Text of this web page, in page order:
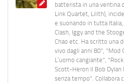
batterista in una ventina
Link Quartet, Lilith),
e suonando in tutta Italia,
Clash, Iggy and the
Chao etc. Ha scritto una
vivo dagli anni 80", "Mod
L’uomo cangiante",
Scott-Heron Il Bob Dylan
senza tempo". Collabora